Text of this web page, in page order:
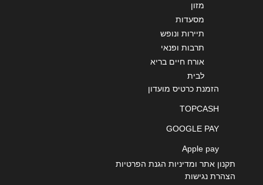
מזון
מסעדות
תיירות ונופש
תרבות ופנאי
אורח חיים בריא
לבית
הזמנת כרטיס מועדון
TOPCASH
GOOGLE PAY
Apple pay
תקנון אתר ומדיניות הגנת הפרטיות
הצהרת נגישות